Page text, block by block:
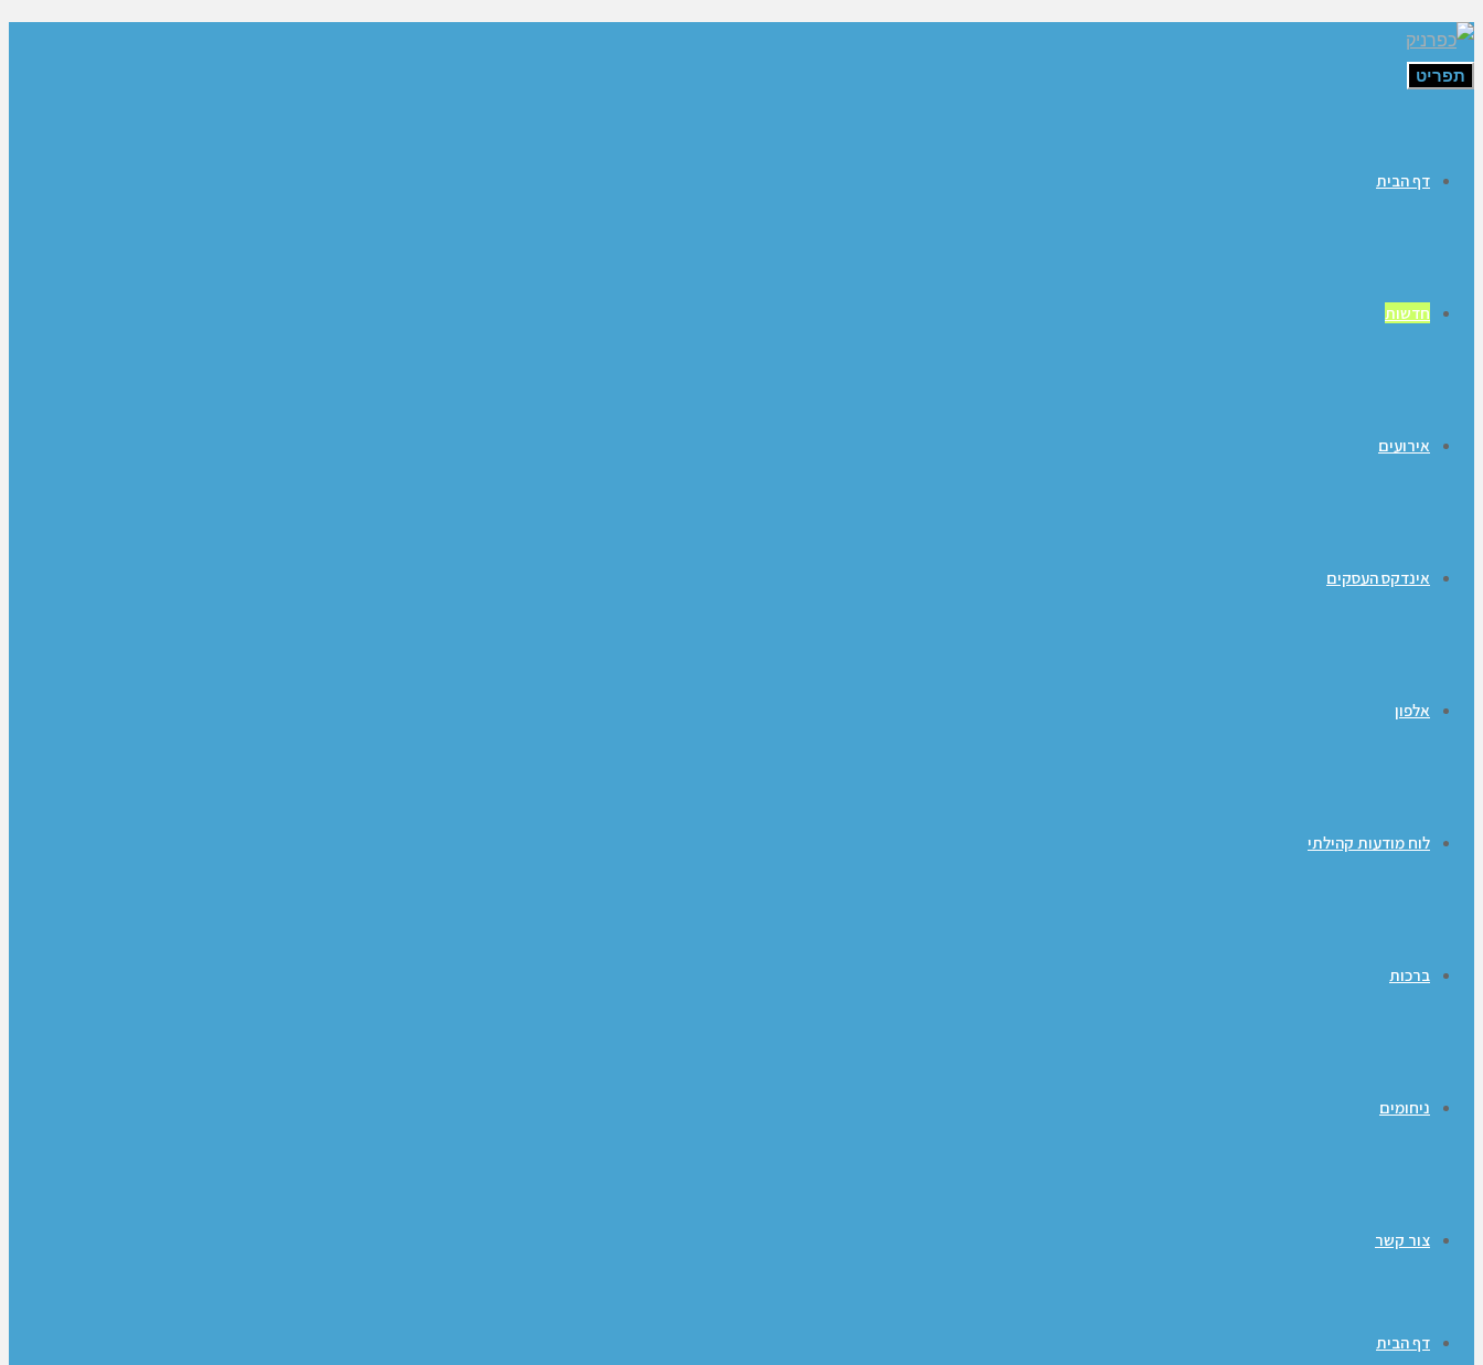
תפריט
דף הבית
חדשות
אירועים
אינדקס העסקים
אלפון
לוח מודעות קהילתי
ברכות
ניחומים
צור קשר
דף הבית